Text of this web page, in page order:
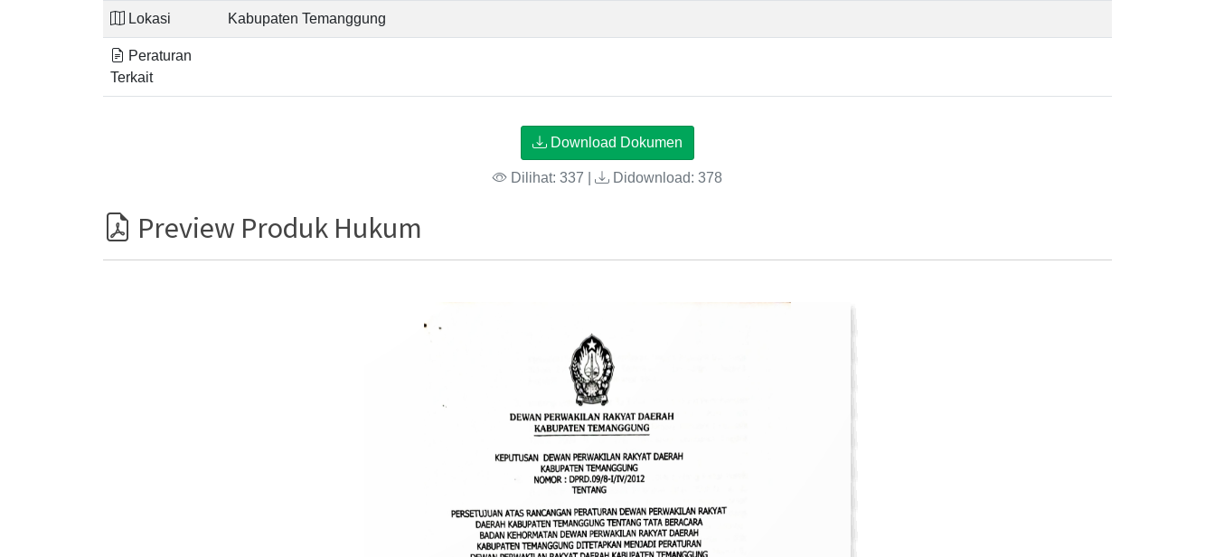
Lokasi Kabupaten Temanggung
Peraturan
Terkait
Download Dokumen
Dilihat: 337 | Didownload: 378
Preview Produk Hukum